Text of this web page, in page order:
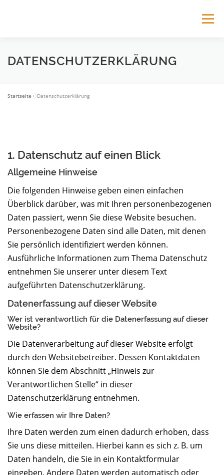
Menü
HOME FÜR IHREN ERFOLG DER CLUB
FÜR IHRE WISSENSCHAFTLER*INNEN
DATENSCHUTZERKLÄRUNG
Startseite »Datenschutzerklärung
1. Datenschutz auf einen Blick
Allgemeine Hinweise
Die folgenden Hinweise geben einen einfachen
Überblick darüber, was mit Ihren personenbezogenen
Daten passiert, wenn Sie diese Website besuchen.
Personenbezogene Daten sind alle Daten, mit denen
Sie persönlich identifiziert werden können.
Ausführliche Informationen zum Thema Datenschutz
entnehmen Sie unserer unter diesem Text
aufgeführten Datenschutzerklärung.
Datenerfassung auf dieser Website
Wer ist verantwortlich für die Datenerfassung auf dieser
Website?
Die Datenverarbeitung auf dieser Website erfolgt
durch den Websitebetreiber. Dessen Kontaktdaten
können Sie dem Abschnitt „Hinweis zur
Verantwortlichen Stelle“ in dieser
Datenschutzerklärung entnehmen.
Wie erfassen wir Ihre Daten?
Ihre Daten werden zum einen dadurch erhoben, dass
Sie uns diese mitteilen. Hierbei kann es sich z. B. um
Daten handeln, die Sie in ein Kontaktformular
eingeben. Andere Daten werden automatisch oder